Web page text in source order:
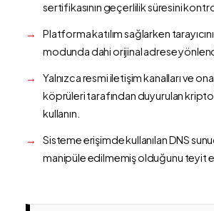
sertifikasının geçerlilik süresini
Platforma katılım sağlarken
modunda dahi orijinal adrese
Yalnızca resmi iletişim kanalları ve
köprüleri tarafından duyurulan
kullanın.
Sisteme erişimde kullanılan DNS
manipüle edilmemiş olduğunu teyit